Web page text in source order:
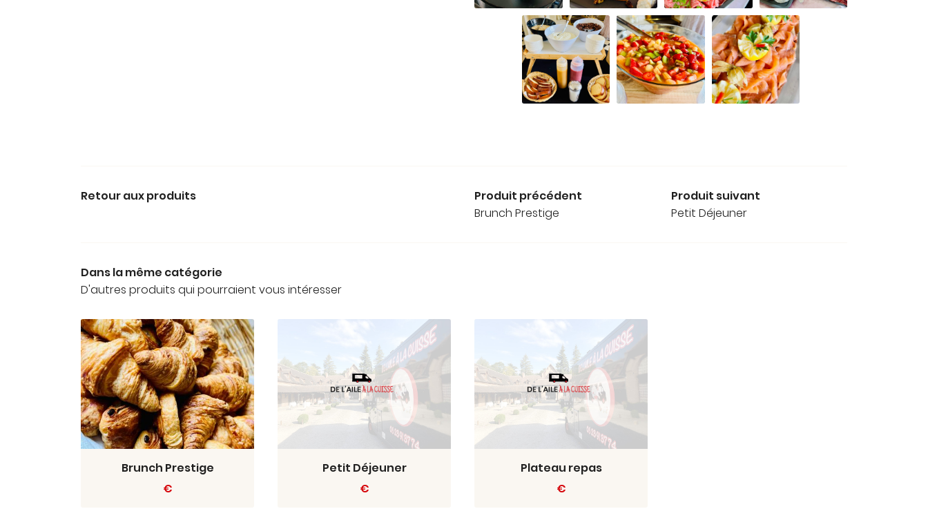
Retour aux produits
Produit précédent
Brunch Prestige
Produit suivant
Petit Déjeuner
Dans la même catégorie
D'autres produits qui pourraient vous intéresser
Brunch Prestige
€
Petit Déjeuner
€
Plateau repas
€